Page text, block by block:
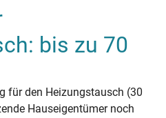
bis zu 70
für den Heizungstausch (30
Hauseigentümer noch